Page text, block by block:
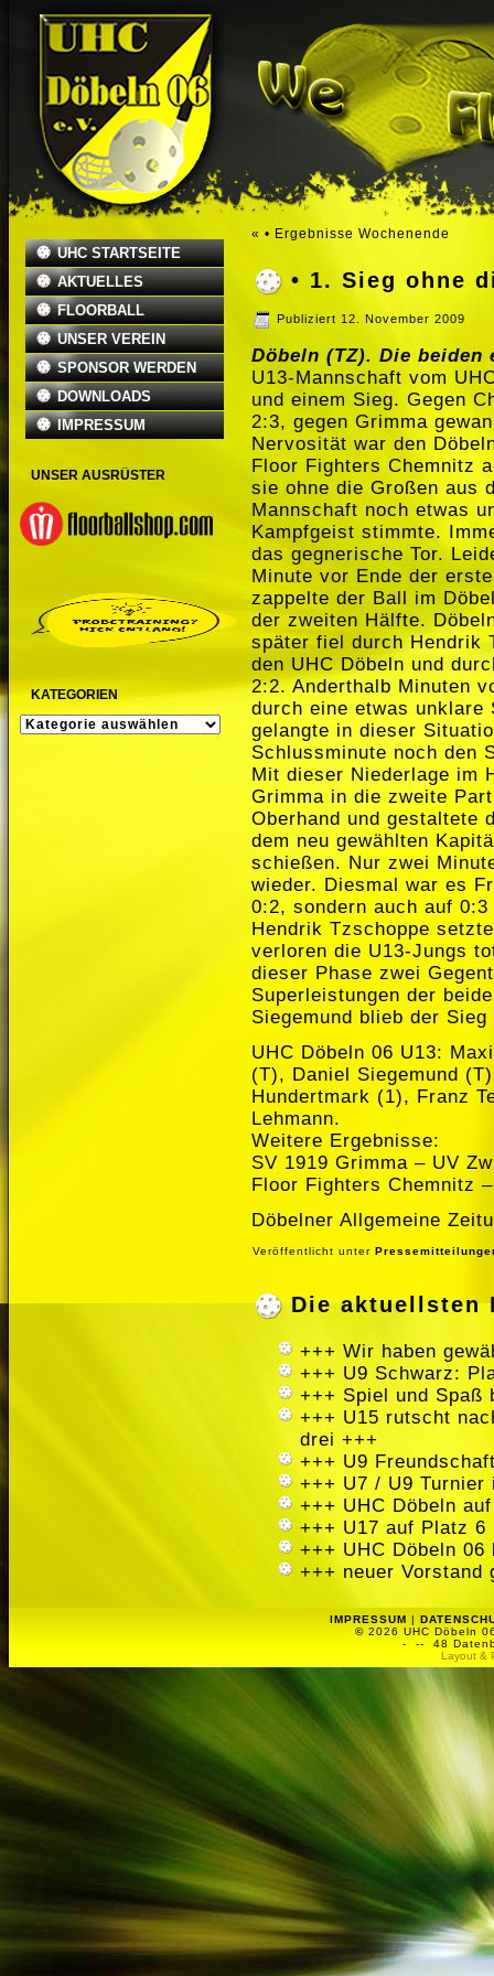
UHC STARTSEITE
AKTUELLES
FLOORBALL
UNSER VEREIN
SPONSOR WERDEN
DOWNLOADS
IMPRESSUM
UNSER AUSRÜSTER
KATEGORIEN
KATEGORIEN
« • Ergebnisse Wochenende
• 1. Sieg ohne
Publiziert 12. November 2009
Döbeln (TZ). Die beiden
U13-Mannschaft vom
und einem Sieg. Gegen
2:3, gegen Grimma
Nervosität war den
Floor Fighters Chemnitz
sie ohne die Großen aus
Mannschaft noch etwas
Kampfgeist stimmte.
das gegnerische Tor.
Minute vor Ende der
zappelte der Ball im
der zweiten Hälfte.
später fiel durch Hendrik
den UHC Döbeln und
2:2. Anderthalb Minuten
durch eine etwas
gelangte in dieser
Schlussminute noch den
Mit dieser Niederlage im
Grimma in die zweite
Oberhand und gestaltete
dem neu gewählten
schießen. Nur zwei
wieder. Diesmal war es
0:2, sondern auch auf
Hendrik Tzschoppe
verloren die U13-Jungs
dieser Phase zwei
Superleistungen der
Siegemund blieb der
UHC Döbeln 06 U13:
(T), Daniel Siegemund
Hundertmark (1), Franz
Lehmann.
Weitere Ergebnisse:
SV 1919 Grimma – UV
Floor Fighters Chemnitz
Döbelner Allgemeine
Veröffentlicht unter
Die aktuellsten
+++ Wir haben
+++ U9 Schwarz:
+++ Spiel und Spaß
+++ U15 rutscht
drei +++
+++ U9
+++ U7 / U9 Turnier
+++ UHC Döbeln
+++ U17 auf Platz
+++ UHC Döbeln
+++ neuer Vorstand
IMPRESSUM |
© 2026 UHC Döbeln
-
-- 48
Layout &